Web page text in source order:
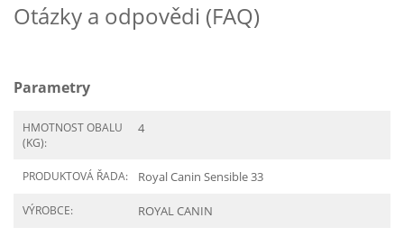
Otázky a odpovědi (FAQ)
Parametry
HMOTNOST OBALU
(KG):
4
PRODUKTOVÁ ŘADA: Royal Canin Sensible 33
VÝROBCE: ROYAL CANIN